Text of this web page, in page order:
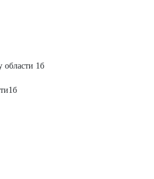
области 1б